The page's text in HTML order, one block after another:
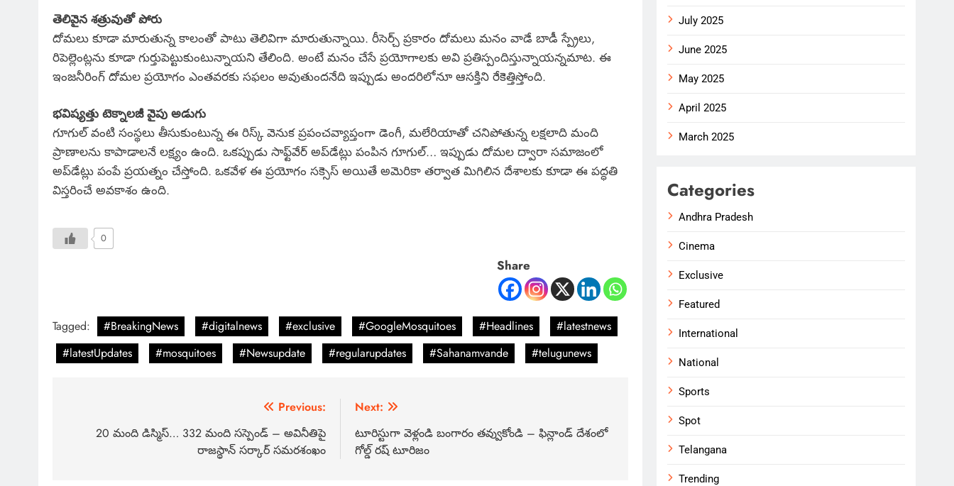
తెలివైన శత్రువుతో పోరు
దోమలు కూడా మారుతున్న కాలంతో పాటు తెలివిగా మారుతున్నాయి. రీసెర్చ్ ప్రకారం దోమలు మనం వాడే బాడీ స్ప్రేలు,
రిపెల్లెంట్లను కూడా గుర్తుపెట్టుకుంటున్నాయని తేలింది. అంటే మనం చేసే ప్రయోగాలకు అవి ప్రతిస్పందిస్తున్నాయన్నమాట. ఈ
ఇంజనీరింగ్ దోమల ప్రయోగం ఎంతవరకు సఫలం అవుతుందనేది ఇప్పుడు అందరిలోనూ ఆసక్తిని రేకెత్తిస్తోంది.
భవిష్యత్తు టెక్నాలజీ వైపు అడుగు
గూగుల్ వంటి సంస్థలు తీసుకుంటున్న ఈ రిస్క్ వెనుక ప్రపంచవ్యాప్తంగా డెంగీ, మలేరియాతో చనిపోతున్న లక్షలాది మంది
ప్రాణాలను కాపాడాలనే లక్ష్యం ఉంది. ఒకప్పుడు సాఫ్ట్‌వేర్ అప్‌డేట్లు పంపిన గూగుల్… ఇప్పుడు దోమల ద్వారా సమాజంలో
అప్‌డేట్లు పంపే ప్రయత్నం చేస్తోంది. ఒకవేళ ఈ ప్రయోగం సక్సెస్ అయితే అమెరికా తర్వాత మిగిలిన దేశాలకు కూడా ఈ పద్ధతి
విస్తరించే అవకాశం ఉంది.
0
Share
Tagged: #BreakingNews #digitalnews #exclusive #GoogleMosquitoes #Headlines
#latestnews
#latestUpdates
#mosquitoes #Newsupdate #regularupdates #Sahanamvande #telugunews
Previous:
20 మంది డిస్మిస్… 332 మంది సస్పెండ్ – అవినీతిపై
రాజస్థాన్ సర్కార్ సమరశంఖం
Next:
టూరిస్టుగా వెళ్లండి బంగారం తవ్వుకోండి – ఫిన్లాండ్‌ దేశంలో
గోల్డ్ రష్ టూరిజం
July 2025
June 2025
May 2025
April 2025
March 2025
Categories
Andhra Pradesh
Cinema
Exclusive
Featured
International
National
Sports
Spot
Telangana
Trending